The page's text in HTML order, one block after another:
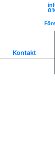
Kontakt